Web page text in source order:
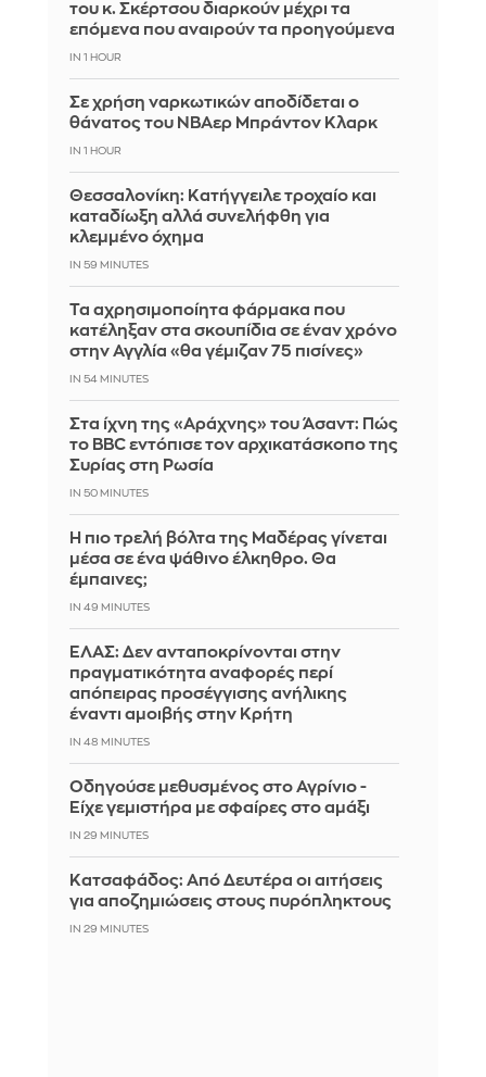
του κ. Σκέρτσου διαρκούν μέχρι τα
επόμενα που αναιρούν τα προηγούμενα
IN 1 HOUR
Σε χρήση ναρκωτικών αποδίδεται ο
θάνατος του ΝΒΑερ Μπράντον Κλαρκ
IN 1 HOUR
Θεσσαλονίκη: Κατήγγειλε τροχαίο και
καταδίωξη αλλά συνελήφθη για
κλεμμένο όχημα
IN 59 MINUTES
Τα αχρησιμοποίητα φάρμακα που
κατέληξαν στα σκουπίδια σε έναν χρόνο
στην Αγγλία «θα γέμιζαν 75 πισίνες»
IN 54 MINUTES
Στα ίχνη της «Αράχνης» του Άσαντ: Πώς
το BBC εντόπισε τον αρχικατάσκοπο της
Συρίας στη Ρωσία
IN 50 MINUTES
Η πιο τρελή βόλτα της Μαδέρας γίνεται
μέσα σε ένα ψάθινο έλκηθρο. Θα
έμπαινες;
IN 49 MINUTES
ΕΛΑΣ: Δεν ανταποκρίνονται στην
πραγματικότητα αναφορές περί
απόπειρας προσέγγισης ανήλικης
έναντι αμοιβής στην Κρήτη
IN 48 MINUTES
Οδηγούσε μεθυσμένος στο Αγρίνιο -
Είχε γεμιστήρα με σφαίρες στο αμάξι
IN 29 MINUTES
Κατσαφάδος: Από Δευτέρα οι αιτήσεις
για αποζημιώσεις στους πυρόπληκτους
IN 29 MINUTES